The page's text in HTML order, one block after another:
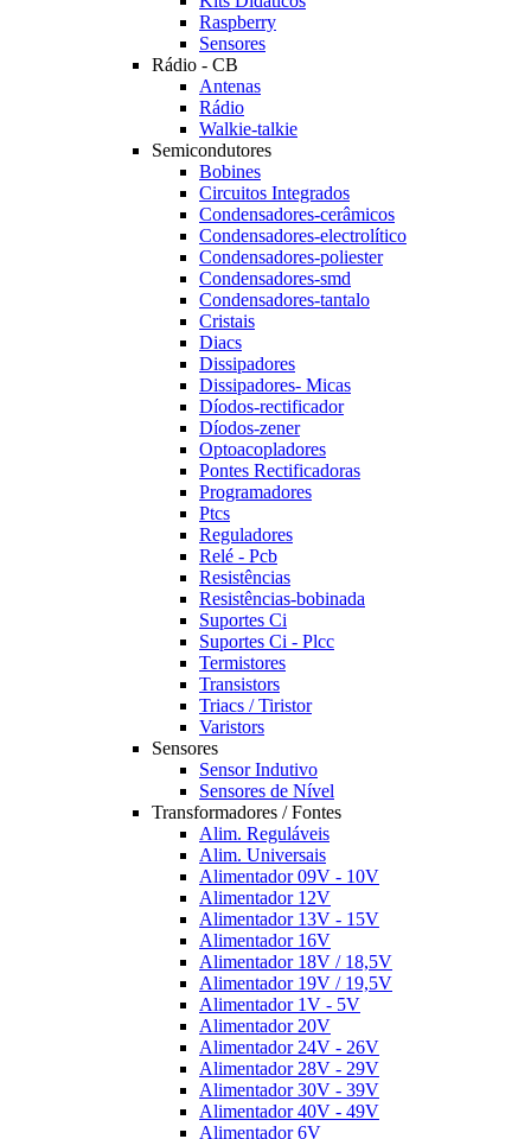
Raspberry
Sensores
Rádio - CB
Antenas
Rádio
Walkie-talkie
Semicondutores
Bobines
Circuitos Integrados
Condensadores-cerâmicos
Condensadores-electrolítico
Condensadores-poliester
Condensadores-smd
Condensadores-tantalo
Cristais
Diacs
Dissipadores
Dissipadores- Micas
Díodos-rectificador
Díodos-zener
Optoacopladores
Pontes Rectificadoras
Programadores
Ptcs
Reguladores
Relé - Pcb
Resistências
Resistências-bobinada
Suportes Ci
Suportes Ci - Plcc
Termistores
Transistors
Triacs / Tiristor
Varistors
Sensores
Sensor Indutivo
Sensores de Nível
Transformadores / Fontes
Alim. Reguláveis
Alim. Universais
Alimentador 09V - 10V
Alimentador 12V
Alimentador 13V - 15V
Alimentador 16V
Alimentador 18V / 18,5V
Alimentador 19V / 19,5V
Alimentador 1V - 5V
Alimentador 20V
Alimentador 24V - 26V
Alimentador 28V - 29V
Alimentador 30V - 39V
Alimentador 40V - 49V
Alimentador 6V